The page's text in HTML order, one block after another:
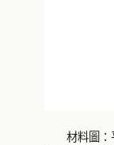
材料圖：平